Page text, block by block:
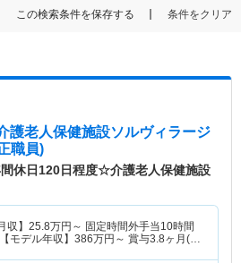
この検索条件を保存する 条件をクリア
護老人保健施設ソルヴィラージ
職員)
間休日120日程度☆介護老人保健施設
収】 25.8万円～ 固定時間外手当10時間
モデル年収】 386万円～ 賞与3.8ヶ月(前